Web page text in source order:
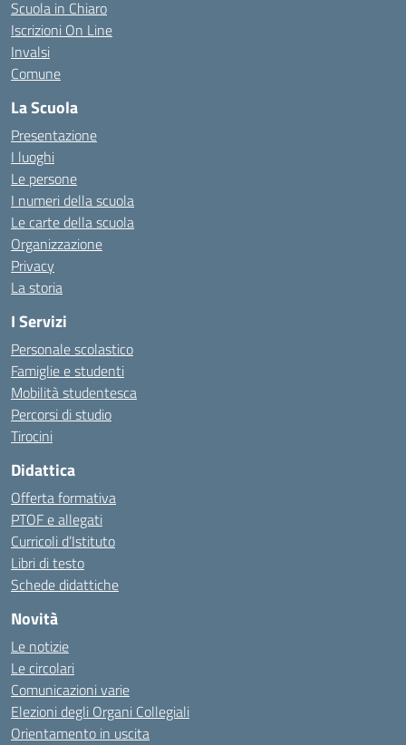
Scuola in Chiaro
Iscrizioni On Line
Invalsi
Comune
La Scuola
Presentazione
I luoghi
Le persone
I numeri della scuola
Le carte della scuola
Organizzazione
Privacy
La storia
I Servizi
Personale scolastico
Famiglie e studenti
Mobilità studentesca
Percorsi di studio
Tirocini
Didattica
Offerta formativa
PTOF e allegati
Curricoli d’Istituto
Libri di testo
Schede didattiche
Novità
Le notizie
Le circolari
Comunicazioni varie
Elezioni degli Organi Collegiali
Orientamento in uscita